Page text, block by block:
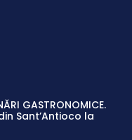
GASTRONOMICE.
Sant’Antioco la